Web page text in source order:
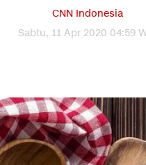
CNN Indonesia
Sabtu, 11 Apr 2020 04:59